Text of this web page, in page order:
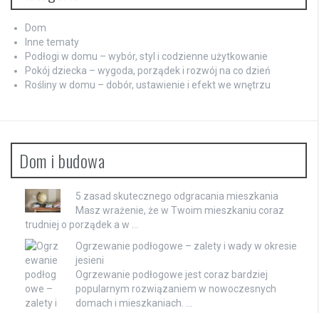
Dom
Inne tematy
Podłogi w domu – wybór, styl i codzienne użytkowanie
Pokój dziecka – wygoda, porządek i rozwój na co dzień
Rośliny w domu – dobór, ustawienie i efekt we wnętrzu
Dom i budowa
5 zasad skutecznego odgracania mieszkania
Masz wrażenie, że w Twoim mieszkaniu coraz
trudniej o porządek a w …
Ogrzewanie podłogowe – zalety i wady w okresie
jesieni
Ogrzewanie podłogowe jest coraz bardziej
popularnym rozwiązaniem w nowoczesnych
domach i mieszkaniach. …